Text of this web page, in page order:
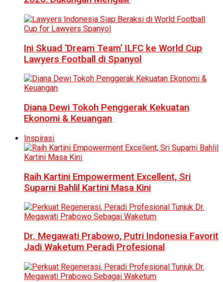
Ini Skuad ‘Dream Team’ ILFC ke World Cup
Lawyers Football di Spanyol
Diana Dewi Tokoh Penggerak Kekuatan
Ekonomi & Keuangan
Inspirasi
Raih Kartini Empowerment Excellent, Sri
Suparni Bahlil Kartini Masa Kini
Dr. Megawati Prabowo, Putri Indonesia Favorit
Jadi Waketum Peradi Profesional